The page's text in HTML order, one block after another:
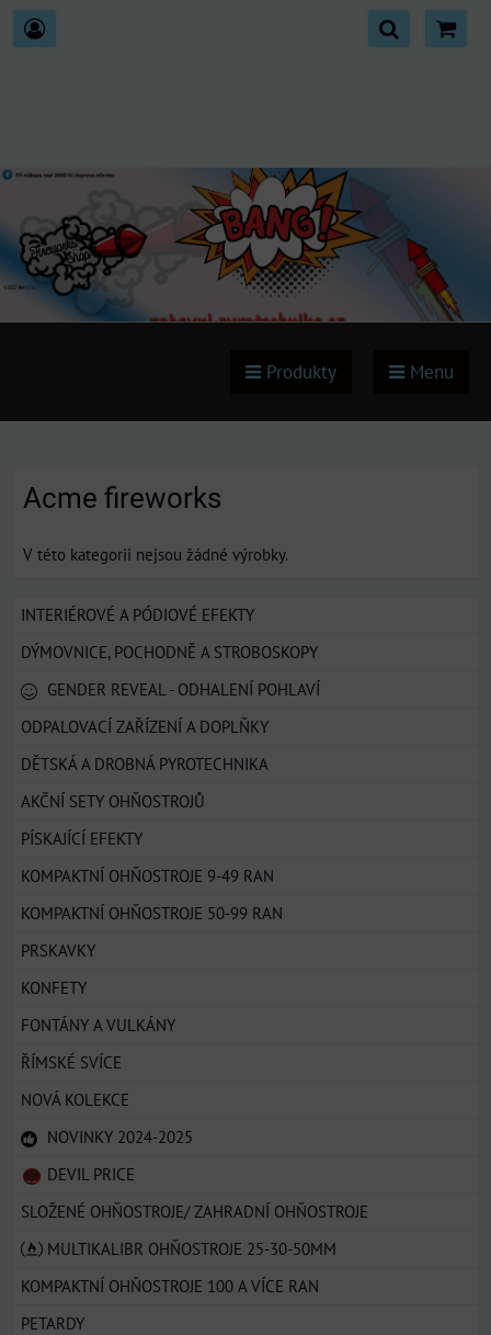
Produkty Menu
Acme fireworks
V této kategorii nejsou žádné výrobky.
INTERIÉROVÉ A PÓDIOVÉ EFEKTY
DÝMOVNICE, POCHODNĚ A STROBOSKOPY
GENDER REVEAL - ODHALENÍ POHLAVÍ
ODPALOVACÍ ZAŘÍZENÍ A DOPLŇKY
DĚTSKÁ A DROBNÁ PYROTECHNIKA
AKČNÍ SETY OHŇOSTROJŮ
PÍSKAJÍCÍ EFEKTY
KOMPAKTNÍ OHŇOSTROJE 9-49 RAN
KOMPAKTNÍ OHŇOSTROJE 50-99 RAN
PRSKAVKY
KONFETY
FONTÁNY A VULKÁNY
ŘÍMSKÉ SVÍCE
NOVÁ KOLEKCE
NOVINKY 2024-2025
DEVIL PRICE
SLOŽENÉ OHŇOSTROJE/ ZAHRADNÍ OHŇOSTROJE
MULTIKALIBR OHŇOSTROJE 25-30-50MM
KOMPAKTNÍ OHŇOSTROJE 100 A VÍCE RAN
PETARDY